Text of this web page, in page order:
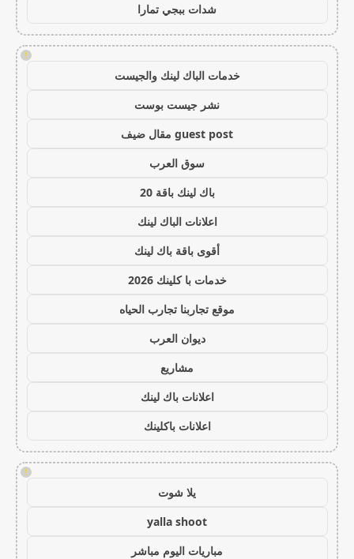
شدات ببجي تمارا
!
خدمات الباك لينك والجيست
نشر جيست بوست
guest post مقال ضيف
سوق العرب
باك لينك باقة 20
اعلانات الباك لينك
أقوى باقة باك لينك
خدمات با كلينك 2026
موقع تجاربنا تجارب الحياه
ديوان العرب
مشاريع
اعلانات باك لينك
اعلانات باكلينك
!
يلا شوت
yalla shoot
مباريات اليوم مباشر